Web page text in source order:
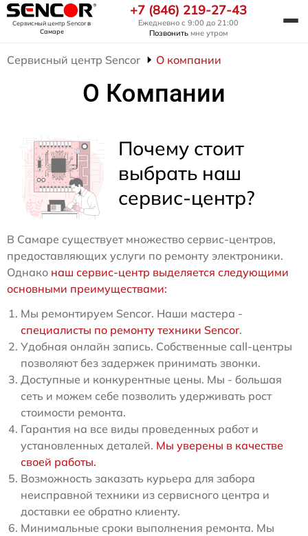
Сервисный центр Sencorв
Самаре
+7 (846) 219-27-43
Ежедневно с 9:00 до 21:00
Позвонить мне утром
Сервисный центр Sencor О компании
О Компании
Почему стоит
выбрать наш
сервис-центр?
В Самаре существует множество сервис-центров,
предоставляющих услуги по ремонту электроники.
Однако наш сервис-центр выделяется следующими
основными преимуществами:
Мы ремонтируем Sencor. Наши мастера -
специалисты по ремонту техники Sencor.
Удобная онлайн запись. Собственные call-центры
позволяют без задержек принимать звонки.
Доступные и конкурентные цены. Мы - большая
сеть и можем себе позволить удерживать рост
стоимости ремонта.
Гарантия на все виды проведенных работ и
установленных деталей. Мы уверены в качестве
своей работы.
Возможность заказать курьера для забора
неисправной техники из сервисного центра и
доставки ее обратно клиенту.
Минимальные сроки выполнения ремонта. Мы